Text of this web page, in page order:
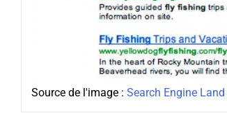
Source de l'image : Search Engine Land